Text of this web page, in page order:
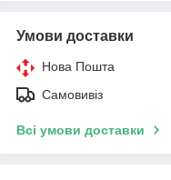
Умови доставки
Нова Пошта
Самовивіз
Всі умови доставки